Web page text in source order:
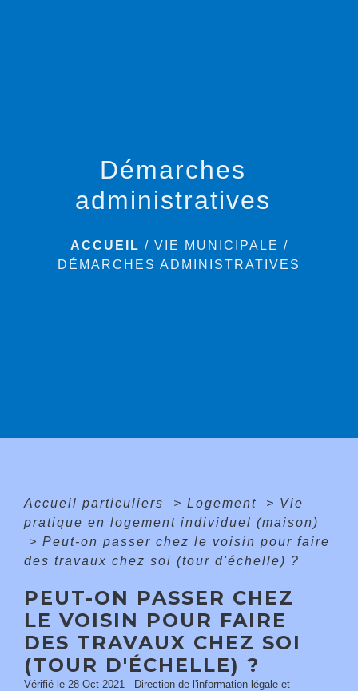
Démarches
administratives
ACCUEIL / VIE MUNICIPALE /
DÉMARCHES ADMINISTRATIVES
Accueil particuliers > Logement > Vie
pratique en logement individuel (maison)
> Peut-on passer chez le voisin pour faire
des travaux chez soi (tour d'échelle) ?
PEUT-ON PASSER CHEZ
LE VOISIN POUR FAIRE
DES TRAVAUX CHEZ SOI
(TOUR D'ÉCHELLE) ?
Vérifié le 28 Oct 2021 - Direction de l'information légale et